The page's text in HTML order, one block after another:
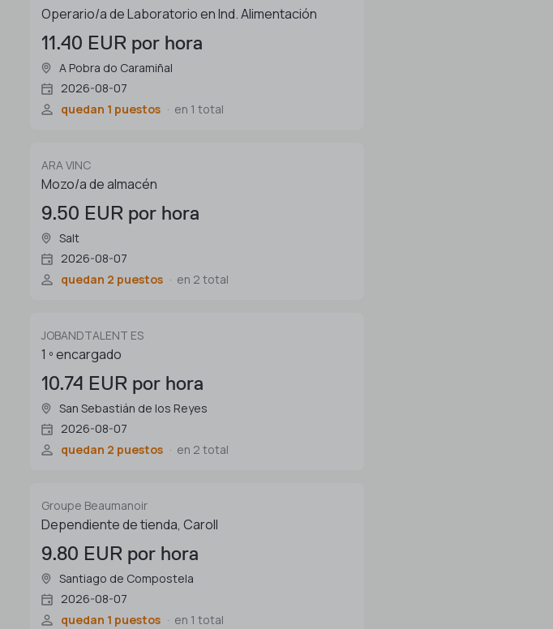
Operario/a de Laboratorio en Ind. Alimentación
11.40 EUR por hora
A Pobra do Caramiñal
2026-08-07
quedan 1 puestos
en 1 total
ARA VINC
Mozo/a de almacén
9.50 EUR por hora
Salt
2026-08-07
quedan 2 puestos
en 2 total
JOBANDTALENT ES
1 º encargado
10.74 EUR por hora
San Sebastián de los Reyes
2026-08-07
quedan 2 puestos
en 2 total
Groupe Beaumanoir
Dependiente de tienda, Caroll
9.80 EUR por hora
Santiago de Compostela
2026-08-07
quedan 1 puestos
en 1 total